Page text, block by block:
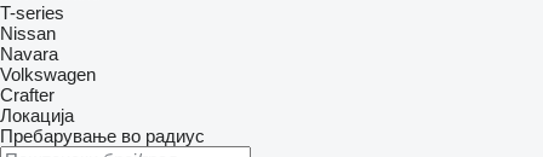
T-series
Nissan
Navara
Volkswagen
Crafter
Локација
Пребарување во радиус